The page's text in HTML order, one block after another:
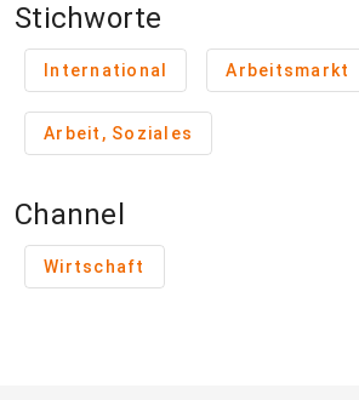
Stichworte
International Arbeitsmarkt
Arbeit, Soziales
Channel
Wirtschaft